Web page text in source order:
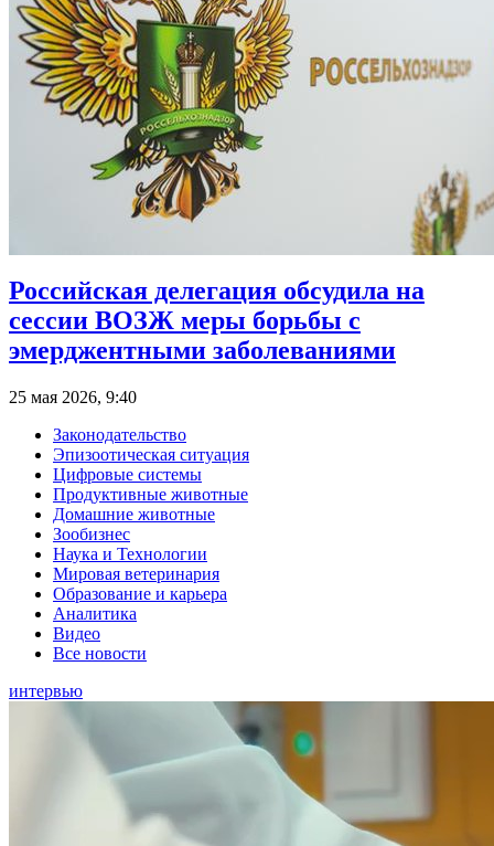
Российская делегация обсудила на
сессии ВОЗЖ меры борьбы с
эмерджентными заболеваниями
25 мая 2026, 9:40
Законодательство
Эпизоотическая ситуация
Цифровые системы
Продуктивные животные
Домашние животные
Зообизнес
Наука и Технологии
Мировая ветеринария
Образование и карьера
Аналитика
Видео
Все новости
интервью